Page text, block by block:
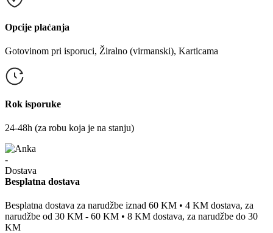
Opcije plaćanja
Gotovinom pri isporuci, Žiralno (virmanski), Karticama
Rok isporuke
24-48h (za robu koja je na stanju)
Besplatna dostava
Besplatna dostava za narudžbe iznad 60 KM • 4 KM dostava, za
narudžbe od 30 KM - 60 KM • 8 KM dostava, za narudžbe do 30
KM